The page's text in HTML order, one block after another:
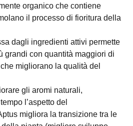
organico che contiene
il processo di fioritura della
dagli ingredienti attivi permette
grandi con quantità maggiori di
migliorano la qualità del
gli aromi naturali,
l’aspetto del
migliora la transizione tra le